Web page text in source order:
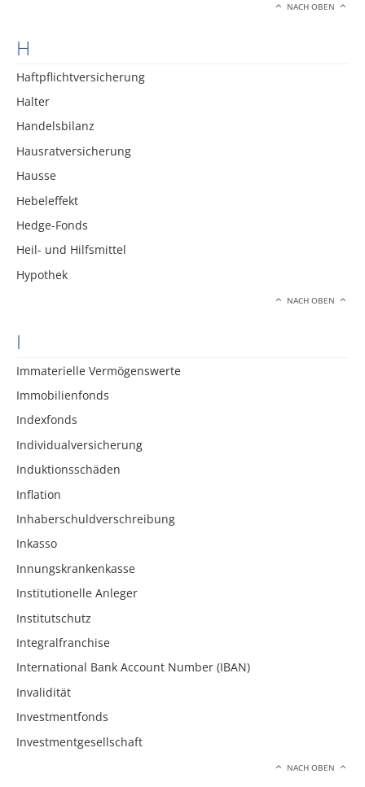
NACH OBEN
H
Haftpflichtversicherung
Halter
Handelsbilanz
Hausratversicherung
Hausse
Hebeleffekt
Hedge-Fonds
Heil- und Hilfsmittel
Hypothek
NACH OBEN
I
Immaterielle Vermögenswerte
Immobilienfonds
Indexfonds
Individualversicherung
Induktionsschäden
Inflation
Inhaberschuldverschreibung
Inkasso
Innungskrankenkasse
Institutionelle Anleger
Institutschutz
Integralfranchise
International Bank Account Number (IBAN)
Invalidität
Investmentfonds
Investmentgesellschaft
NACH OBEN